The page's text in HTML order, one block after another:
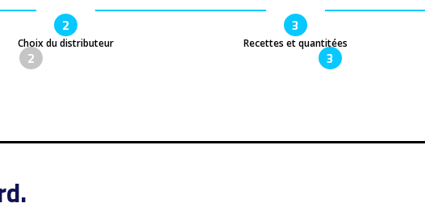
2
Choix du distributeur
3
Recettes et quantitées
2 3